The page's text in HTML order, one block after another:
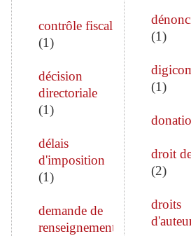
contrôle fiscal
(1)
décision
directoriale
(1)
délais
d'imposition
(1)
demande de
renseignements
(1)
(1)
droit
(2)
droits